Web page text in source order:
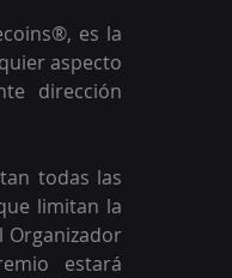
es la
aspecto
dirección
todas las
limitan la
Organizador
estará